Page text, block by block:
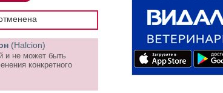
(Halcion)
и не может быть
конкретного